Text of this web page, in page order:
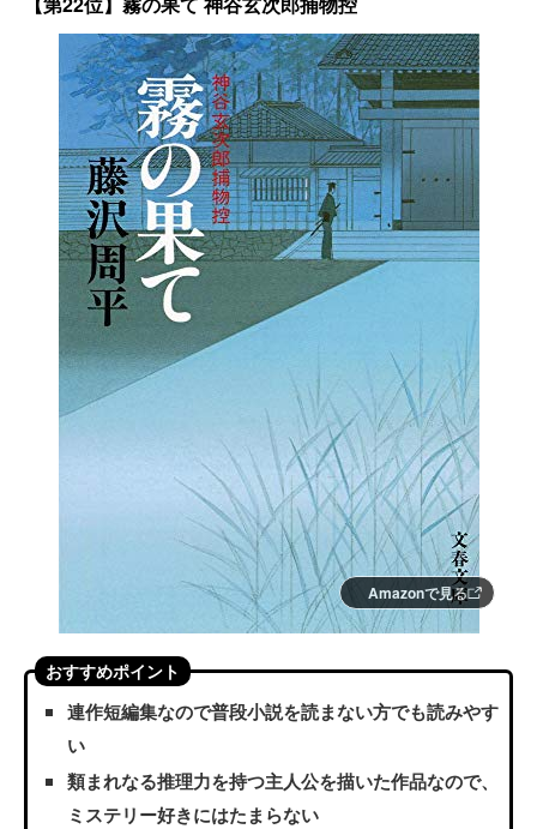
Amazonで見る
おすすめポイント
連作短編集なので普段小説を読まない方でも読みやす
い
類まれなる推理力を持つ主人公を描いた作品なので、
ミステリー好きにはたまらない